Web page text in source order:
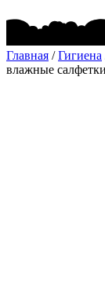
Главная /Гигиена
влажные